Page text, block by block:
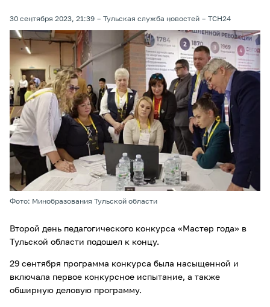
30 сентября 2023, 21:39 Тульская служба новостей ТСН24
Фото: Минобразования Тульской области
Второй день педагогического конкурса «Мастер года» в
Тульской области подошел к концу.
29 сентября программа конкурса была насыщенной и
включала первое конкурсное испытание, а также
обширную деловую программу.